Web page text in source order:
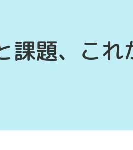
課題、こ